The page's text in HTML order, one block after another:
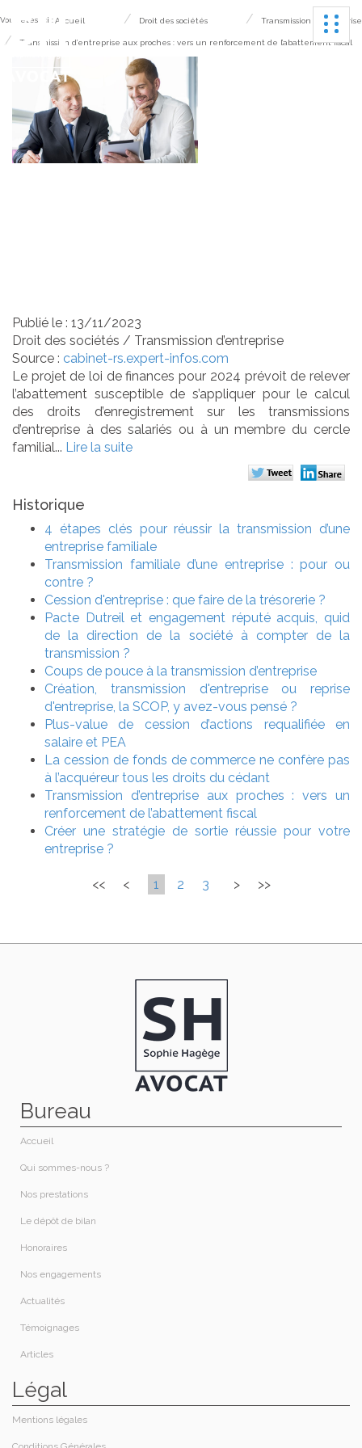
Vous êtes ici :Accueil Droit des sociétés Transmission d’entreprise
Transmission d’entreprise aux proches : vers un renforcement de l’abattement fiscal
Publié le : 13/11/2023
Droit des sociétés / Transmission d’entreprise
Source : cabinet-rs.expert-infos.com
Le projet de loi de finances pour 2024 prévoit de relever
l’abattement susceptible de s’appliquer pour le calcul
des droits d’enregistrement sur les transmissions
d’entreprise à des salariés ou à un membre du cercle
familial... Lire la suite
Historique
4 étapes clés pour réussir la transmission d’une
entreprise familiale
Transmission familiale d’une entreprise : pour ou
contre ?
Cession d'entreprise : que faire de la trésorerie ?
Pacte Dutreil et engagement réputé acquis, quid
de la direction de la société à compter de la
transmission ?
Coups de pouce à la transmission d’entreprise
Création, transmission d'entreprise ou reprise
d'entreprise, la SCOP, y avez-vous pensé ?
Plus-value de cession d’actions requalifiée en
salaire et PEA
La cession de fonds de commerce ne confère pas
à l’acquéreur tous les droits du cédant
Transmission d’entreprise aux proches : vers un
renforcement de l’abattement fiscal
Créer une stratégie de sortie réussie pour votre
entreprise ?
<< < 1 2 3 > >>
Bureau
Accueil
Qui sommes-nous ?​
Nos prestations​
Le dépôt de bilan
Honoraires​
Nos engagements
Actualités
Témoignages
Articles
Légal
Mentions légales